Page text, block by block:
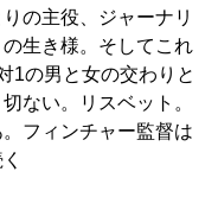
の主役、ジャーナリ
生き様。そしてこれ
1の男と女の交わりと
ない。リスベット。
フィンチャー監督は